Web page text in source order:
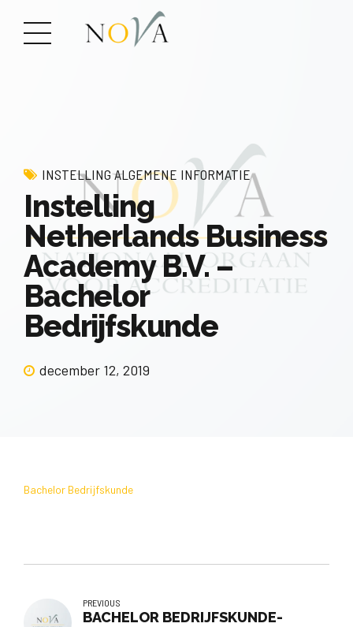
INSTELLING ALGEMENE INFORMATIE
Instelling
Netherlands Business
Academy B.V. –
Bachelor
Bedrijfskunde
december 12, 2019
Bachelor Bedrijfskunde
PREVIOUS
BACHELOR BEDRIJFSKUNDE-